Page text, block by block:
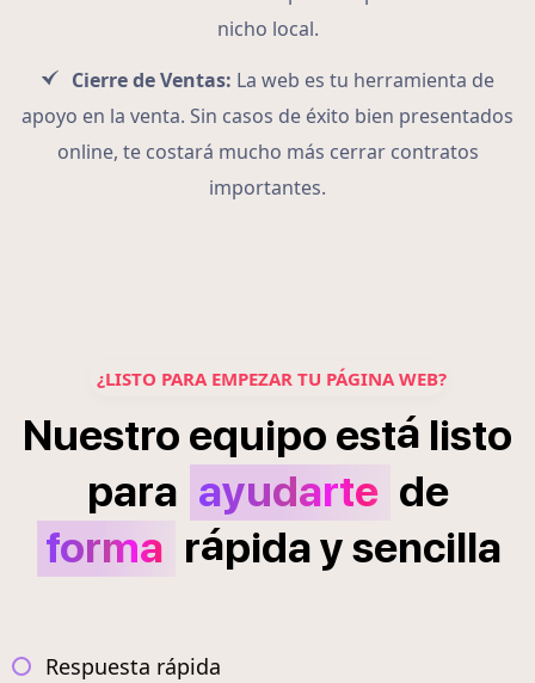
nicho local.
Cierre de Ventas: La web es tu herramienta de
apoyo en la venta. Sin casos de éxito bien presentados
online, te costará mucho más cerrar contratos
importantes.
¿LISTO PARA EMPEZAR TU PÁGINA WEB?
Nuestro equipo está listo
para ayudarte de
forma rápidaysencilla
Respuesta rápida